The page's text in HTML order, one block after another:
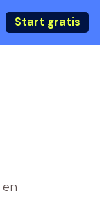
Start gratis
en